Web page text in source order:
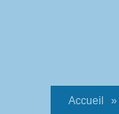
Accueil